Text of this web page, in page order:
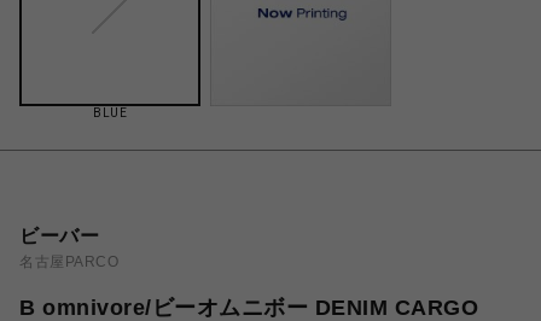
BLUE
ビーバー
名古屋PARCO
B omnivore/ビーオムニボー DENIM CARGO